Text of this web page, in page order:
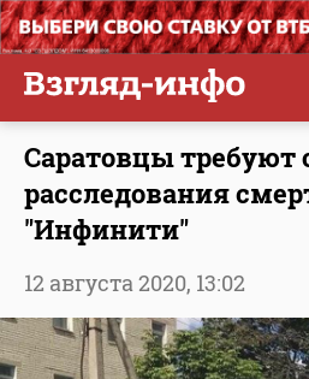
Саратовцы требуют
расследования
"Инфинити"
12 августа 2020, 13:02